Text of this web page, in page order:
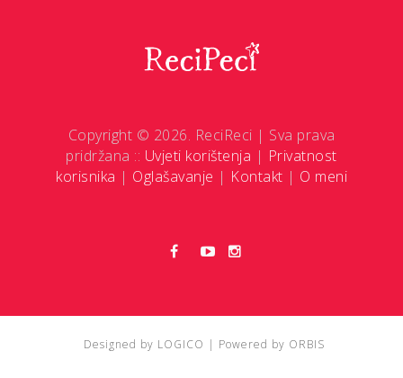
Copyright © 2026. ReciReci | Sva prava
pridržana :: Uvjeti korištenja | Privatnost
korisnika | Oglašavanje | Kontakt | O meni
Designed by LOGICO | Powered by ORBIS